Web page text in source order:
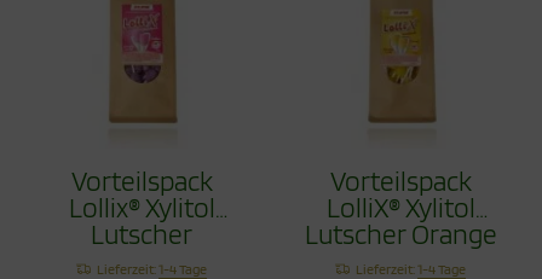
Vorteilspack
Lollix® Xylitol
Lutscher
Erdbeere 100g
Lieferzeit:1-4 Tage
Vorteilspack
LolliX® Xylitol
Lutscher Orange
100g
Lieferzeit:1-4 Tage